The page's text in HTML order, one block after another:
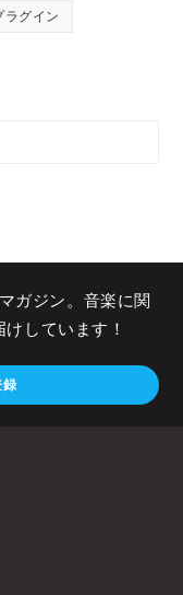
ラグイン
ガジン。音楽に関
しています！
録